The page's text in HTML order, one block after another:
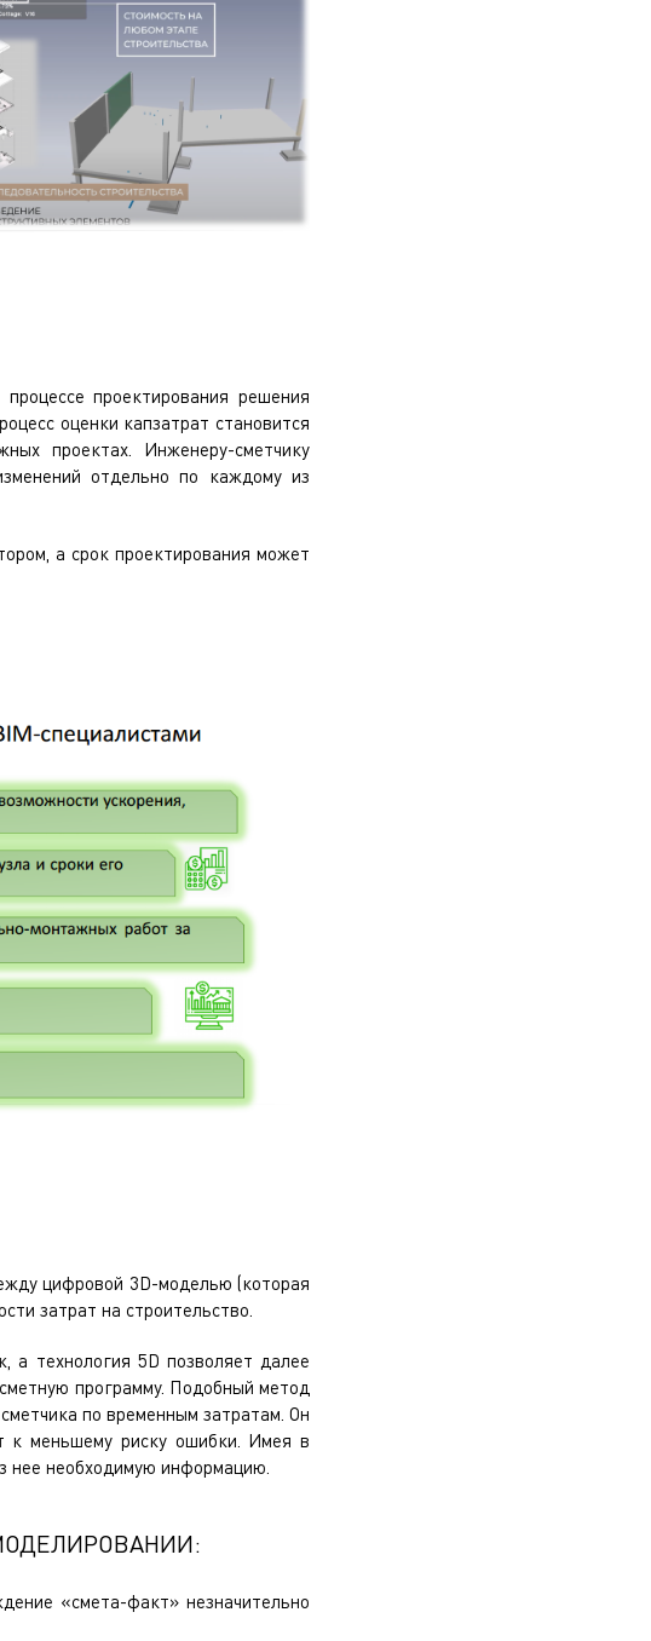
проектирования решения
оценки капзатрат становится
проектах. Инженеру-сметчику
отдельно по каждому из
а срок проектирования может
цифровой 3D-моделью (которая
затрат на строительство.
а технология 5D позволяет далее
программу. Подобный метод
по временным затратам. Он
к меньшему риску ошибки. Имея в
нее необходимую информацию.
«смета-факт» незначительно